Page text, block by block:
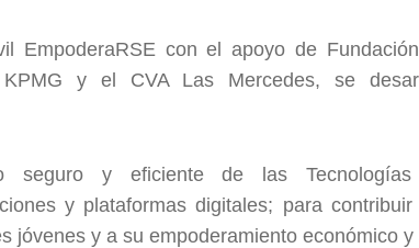
EmpoderaRSE con el apoyo de
KPMG y el CVA Las Mercedes, se
seguro y eficiente de las
y plataformas digitales; para
jóvenes y a su empoderamiento económico y